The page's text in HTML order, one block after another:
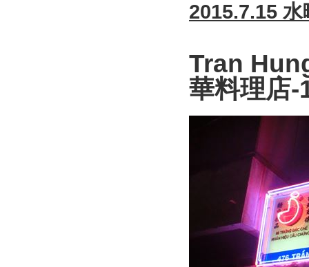
2015.7.15 水
Tran
華料理店-